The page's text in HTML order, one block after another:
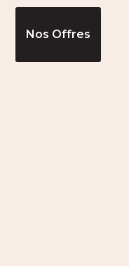
Nos Offres